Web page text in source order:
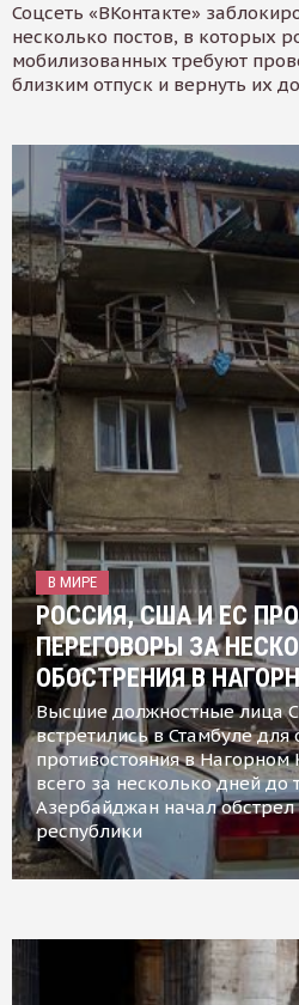
Соцсеть «ВКонтакте»
несколько постов, в которых
мобилизованных требуют
близким отпуск и вернуть их
В МИРЕ
РОССИЯ, США И ЕС
ПЕРЕГОВОРЫ ЗА
ОБОСТРЕНИЯ В
Высшие должностные лица
встретились в Стамбуле для
противостояния в Нагорном
всего за несколько дней до
Азербайджан начал
республики